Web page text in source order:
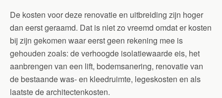
De kosten voor deze renovatie en uitbreiding zijn hoger
dan eerst geraamd. Dat is niet zo vreemd omdat er kosten
bij zijn gekomen waar eerst geen rekening mee is
gehouden zoals: de verhoogde isolatiewaarde eis, het
aanbrengen van een lift, bodemsanering, renovatie van
de bestaande was- en kleedruimte, legeskosten en als
laatste de architectenkosten.